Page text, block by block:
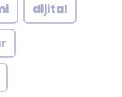
dijital